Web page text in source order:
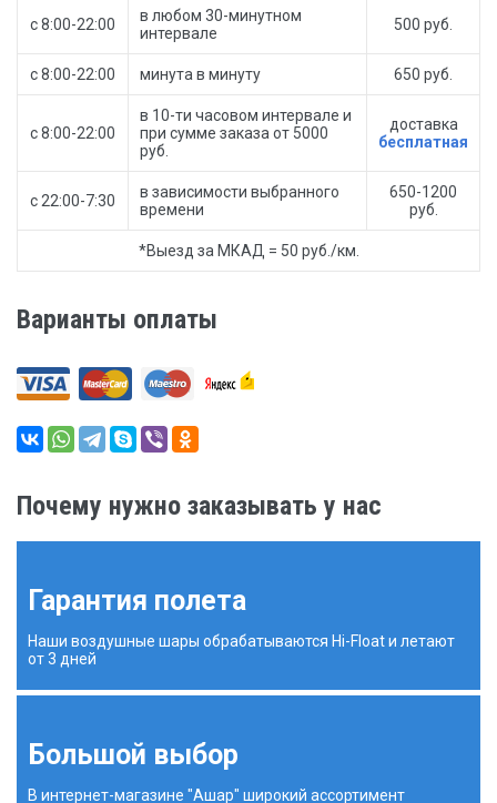
с 8:00-22:00
в любом 30-минутном
интервале
500 руб.
с 8:00-22:00 минута в минуту 650 руб.
с 8:00-22:00
в 10-ти часовом интервале и
при сумме заказа от 5000
руб.
доставка
бесплатная
с 22:00-7:30
в зависимости выбранного
времени
650-1200
руб.
*Выезд за МКАД = 50 руб./км.
Варианты оплаты
Почему нужно заказывать у нас
Гарантия полета
Наши воздушные шары обрабатываются Hi-Float и летают
от 3 дней
Большой выбор
В интернет-магазине "Ашар" широкий ассортимент